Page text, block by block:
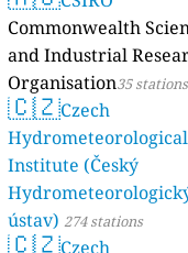
Commonwealth
and Industrial
Organisation35 stations
🇨🇿Czech
Hydrometeorological
Institute (Český
ústav) 274 stations
🇨🇿Czech